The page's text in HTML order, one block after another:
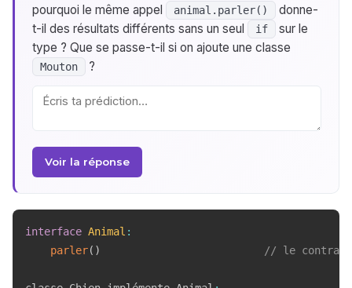
pourquoi le même appel
animal.parler()
donne-
t-il des résultats différents sans un seul
if
sur le
type ? Que se passe-t-il si on ajoute une classe
Mouton ?
Voir la réponse
interface Animal :
parler( ) // le contrat :